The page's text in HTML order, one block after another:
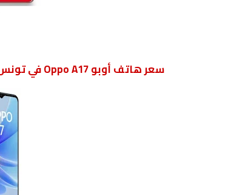
سعر هاتف أوبو Oppo A17 في تونس :